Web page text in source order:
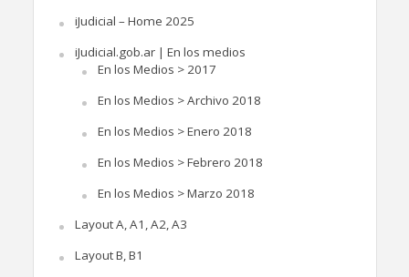
iJudicial – Home 2025
iJudicial.gob.ar | En los medios
En los Medios > 2017
En los Medios > Archivo 2018
En los Medios > Enero 2018
En los Medios > Febrero 2018
En los Medios > Marzo 2018
Layout A, A1, A2, A3
Layout B, B1